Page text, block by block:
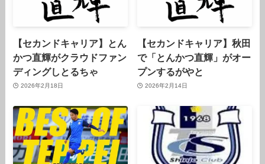
【セカンドキャリア】とん
かつ直輝がクラウドファン
ディングしとるちゃ
2026年2月18日
【セカンドキャリア】秋田
で「とんかつ直輝」がオー
プンするがやと
2026年2月14日